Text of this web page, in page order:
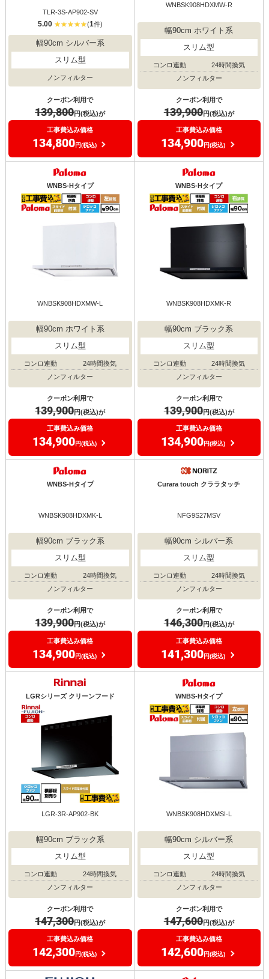
TLR-3S-AP902-SV
5.00 (1件)
幅90cm シルバー系
スリム型
ノンフィルター
クーポン利用で
139,800円(税込)が
工事費込み価格
134,800円(税込)
WNBSK908HDXMW-R
幅90cm ホワイト系
スリム型
コンロ連動
24時間換気
ノンフィルター
クーポン利用で
139,900円(税込)が
工事費込み価格
134,900円(税込)
WNBS-Hタイプ
WNBSK908HDXMW-L
幅90cm ホワイト系
スリム型
コンロ連動
24時間換気
ノンフィルター
クーポン利用で
139,900円(税込)が
工事費込み価格
134,900円(税込)
WNBS-Hタイプ
WNBSK908HDXMK-R
幅90cm ブラック系
スリム型
コンロ連動
24時間換気
ノンフィルター
クーポン利用で
139,900円(税込)が
工事費込み価格
134,900円(税込)
WNBS-Hタイプ
WNBSK908HDXMK-L
幅90cm ブラック系
スリム型
コンロ連動
24時間換気
クーポン利用で
139,900
工事費込み価格
134,900
Curara touch クララタッチ
NFG9S27MSV
幅90cm シルバー系
スリム型
コンロ連動
24時間換気
クーポン利用で
146,300円(税込)が
141,300
LGRシリーズ クリーンフード
LGR-3R-AP902-BK
幅90cm ブラック系
スリム型
コンロ連動
WNBS-Hタイプ
WNBSK908HDXMSI-L
幅90cm シルバー系
スリム型
コンロ連動